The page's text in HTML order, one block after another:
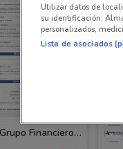
Grupo Financiero Inbursa
Utilizar datos de
su identificación.
personalizados,
Lista de asociados